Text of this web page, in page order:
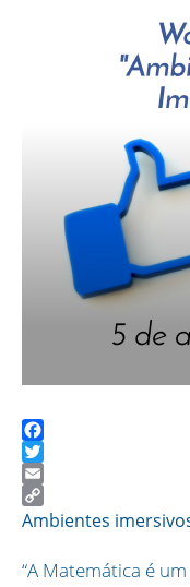
Facebook
Twitter
Email
Copy
Ambientes
“A Matemática é